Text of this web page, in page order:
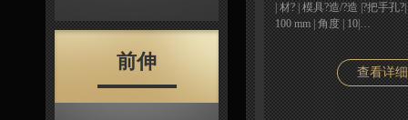
前伸
| 材? | 模具?造/?造 |?把手孔
100 mm | 角度 | 10|…
查看详细